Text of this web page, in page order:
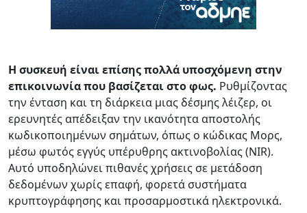
Η συσκευή είναι επίσης πολλά υποσχόμενη στην
επικοινωνία που βασίζεται στο φως. Ρυθμίζοντας
την ένταση και τη διάρκεια μιας δέσμης λέιζερ, οι
ερευνητές απέδειξαν την ικανότητα αποστολής
κωδικοποιημένων σημάτων, όπως ο κώδικας Μορς,
μέσω φωτός εγγύς υπέρυθρης ακτινοβολίας (NIR).
Αυτό υποδηλώνει πιθανές χρήσεις σε μετάδοση
δεδομένων χωρίς επαφή, φορετά συστήματα
κρυπτογράφησης και προσαρμοστικά ηλεκτρονικά.